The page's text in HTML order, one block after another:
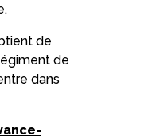
de
de
dans